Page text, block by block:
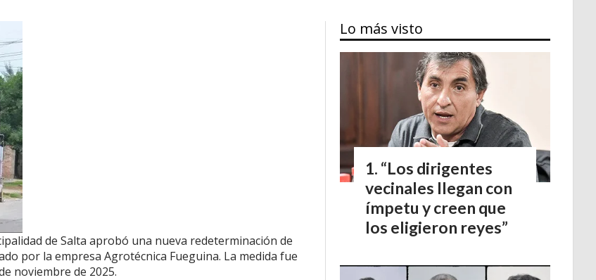
de Salta aprobó una nueva redeterminación de
por la empresa Agrotécnica Fueguina. La medida fue
noviembre de 2025.
Lo más visto
“Los dirigentes
vecinales llegan con
ímpetu y creen que
los eligieron reyes”